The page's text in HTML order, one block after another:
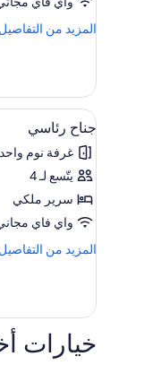
المزيد من التفاصيل
المزيد
غرفة
سريران
كبيران
استعراض
جميع
صور
جناح
رئاسي
5
جناح رئاسي
غرفة نوم
يتّسع لـ 4
سرير ملكي
واي فاي
المزيد من التفاصيل
المزيد
جناح
رئاسي
خيارات